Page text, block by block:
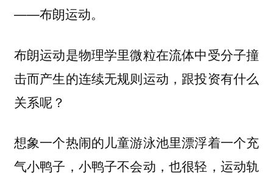
——布朗运动。
布朗运动是物理学里微粒在流体中受分子撞
击而产生的连续无规则运动，跟投资有什么
关系呢？
想象一个热闹的儿童游泳池里漂浮着一个充
气小鸭子，小鸭子不会动，也很轻，运动轨